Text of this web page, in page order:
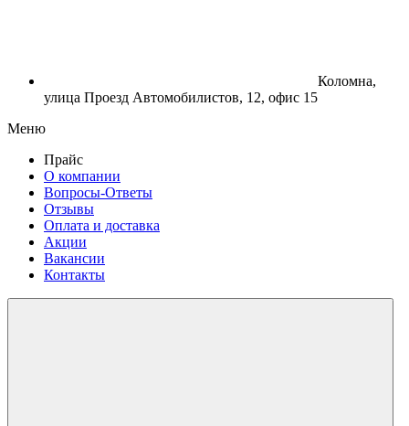
Коломна,
улица Проезд Автомобилистов, 12, офис 15
Меню
Прайс
О компании
Вопросы-Ответы
Отзывы
Оплата и доставка
Акции
Вакансии
Контакты